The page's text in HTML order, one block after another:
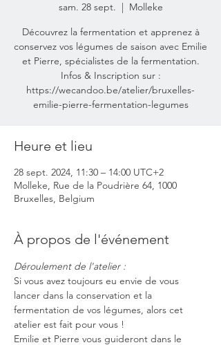
sam. 28 sept.
  |
Molleke
Découvrez la fermentation et apprenez à
conservez vos légumes de saison avec Emilie
et Pierre, spécialistes de la fermentation.
Infos & Inscription sur :
https://wecandoo.be/atelier/bruxelles-
emilie-pierre-fermentation-legumes
Heure et lieu
28 sept. 2024, 11:30 – 14:00 UTC+2
Molleke, Rue de la Poudrière 64, 1000
Bruxelles, Belgium
À propos de l'événement
Déroulement de l'atelier :
Si vous avez toujours eu envie de vous
lancer dans la conservation et la
fermentation de vos légumes, alors cet
atelier est fait pour vous !
Emilie et Pierre vous guideront dans le